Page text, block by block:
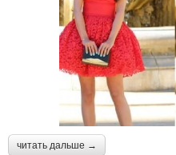
читать дальше →